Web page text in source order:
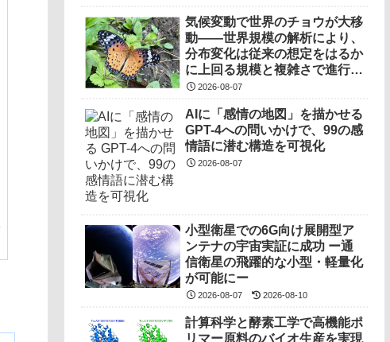
気候変動で世界のチョウが大移
動――世界規模の解析により、
分布変化は従来の想定をはるか
に上回る規模と複雑さで進行し
ていることを解明――
2026-08-07
AIに「感情の地図」を描かせる
GPT-4への問いかけで、99の感
情語に潜む構造を可視化
2026-08-07
小型衛星での6G向け展開型ア
ンテナの宇宙実証に成功 ー通
信衛星の飛躍的な小型・軽量化
が可能にー
2026-08-07 2026-08-10
計算科学と酵素工学で高機能ポ
リマー原料のバイオ生産を実現